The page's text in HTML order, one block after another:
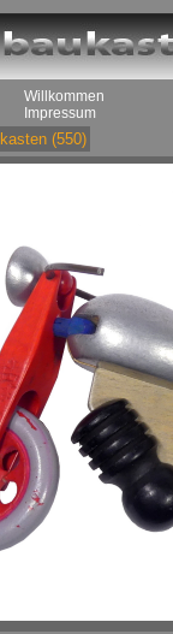
Willkommen
Impressum
(550)